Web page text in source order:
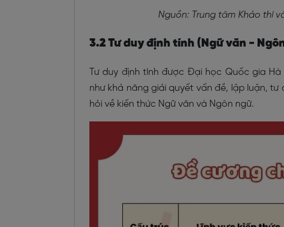
Nguồn: Trung tâm Khảo thí
3.2 Tư duy định tính (Ngữ văn -
Tư duy định tính được Đại học Quốc gia
như khả năng giải quyết vấn đề, lập luận,
hỏi về kiến thức Ngữ văn và Ngôn ngữ.